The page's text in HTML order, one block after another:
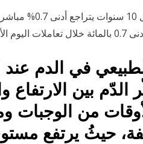
عائد السندات
في الدم عند
بين الارتفاع
من الوجبات
حيثُ يرتفع